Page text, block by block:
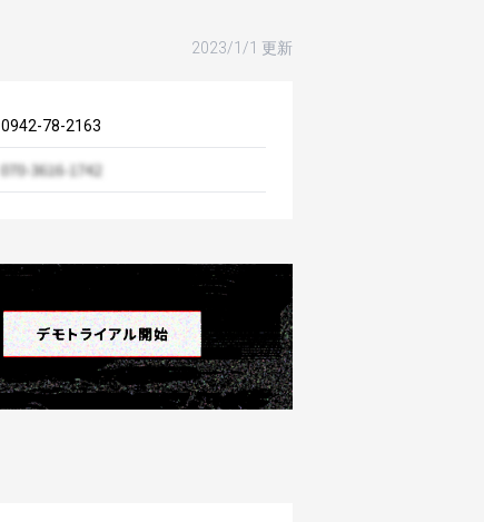
2023/1/1 更新
0942-78-2163